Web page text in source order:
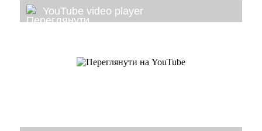
YouTube video player